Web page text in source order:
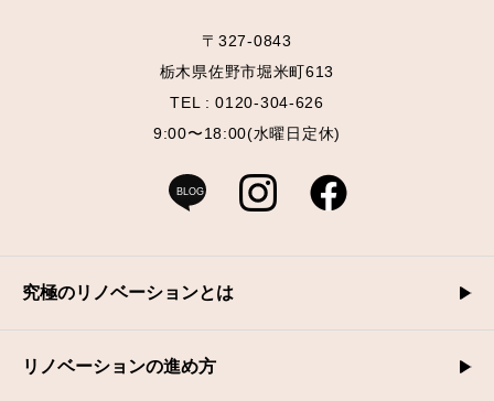
〒327-0843
栃木県佐野市堀米町613
TEL : 0120-304-626
9:00〜18:00(水曜日定休)
BLOG
究極のリノベーションとは
リノベーションの進め方